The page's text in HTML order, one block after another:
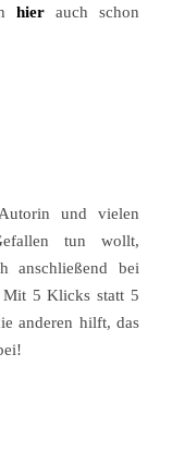
hier
auch schon
und vielen
tun wollt,
anschließend bei
Mit 5 Klicks statt 5
anderen hilft, das